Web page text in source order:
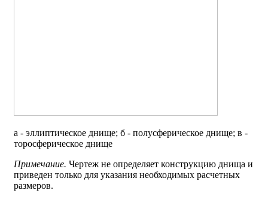
а - эллиптическое днище; б - полусферическое днище; в -
торосферическое днище
Примечание. Чертеж не определяет конструкцию днища и
приведен только для указания необходимых расчетных
размеров.